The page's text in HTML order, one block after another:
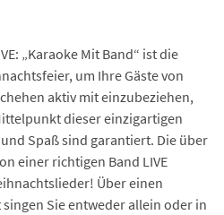
„Karaoke Mit Band“ ist die
um Ihre Gäste von
aktiv mit einzubeziehen,
dieser einzigartigen
Spaß sind garantiert. Die über
einer richtigen Band LIVE
Über einen
Sie entweder allein oder in